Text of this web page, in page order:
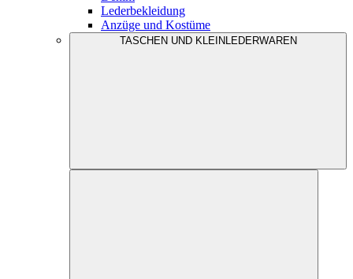
Lederbekleidung
Anzüge und Kostüme
TASCHEN UND KLEINLEDERWAREN